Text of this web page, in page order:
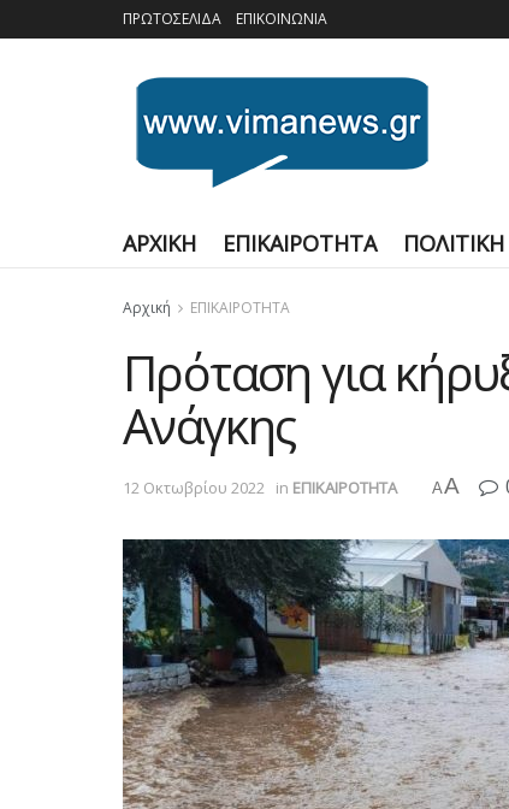
ΠΡΩΤΟΣΕΛΙΔΑ ΕΠΙΚΟΙΝΩΝΙΑ
ΑΡΧΙΚΗ ΕΠΙΚΑΙΡΟΤΗΤΑ ΠΟΛΙΤΙΚΗ
Αρχική ΕΠΙΚΑΙΡΟΤΗΤΑ
Πρόταση για
Ανάγκης
12 Οκτωβρίου 2022 in ΕΠΙΚΑΙΡΟΤΗΤΑ AA